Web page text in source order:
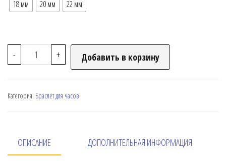
18 мм 20 мм 22 мм
- + Добавить в корзину
Категория: Браслет для часов
ОПИСАНИЕ ДОПОЛНИТЕЛЬНАЯ ИНФОРМАЦИЯ